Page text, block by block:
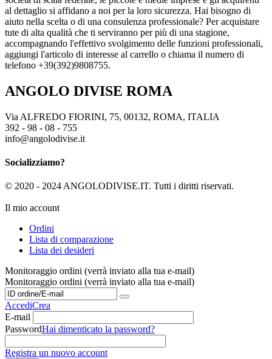
al dettaglio si affidano a noi per la loro sicurezza. Hai bisogno di
aiuto nella scelta o di una consulenza professionale? Per acquistare
tute di alta qualità che ti serviranno per più di una stagione,
accompagnando l'effettivo svolgimento delle funzioni professionali,
aggiungi l'articolo di interesse al carrello o chiama il numero di
telefono +39(392)9808755.
ANGOLO DIVISE ROMA
Via ALFREDO FIORINI, 75, 00132, ROMA, ITALIA
392 - 98 - 08 - 755
info@angolodivise.it
Socializziamo?
© 2020 - 2024 ANGOLODIVISE.IT. Tutti i diritti riservati.
Il mio account
Ordini
Lista di comparazione
Lista dei desideri
Monitoraggio ordini (verrà inviato alla tua e-mail)
Monitoraggio ordini (verrà inviato alla tua e-mail)
AccediCrea
E-mail
PasswordHai dimenticato la password?
Registra un nuovo account